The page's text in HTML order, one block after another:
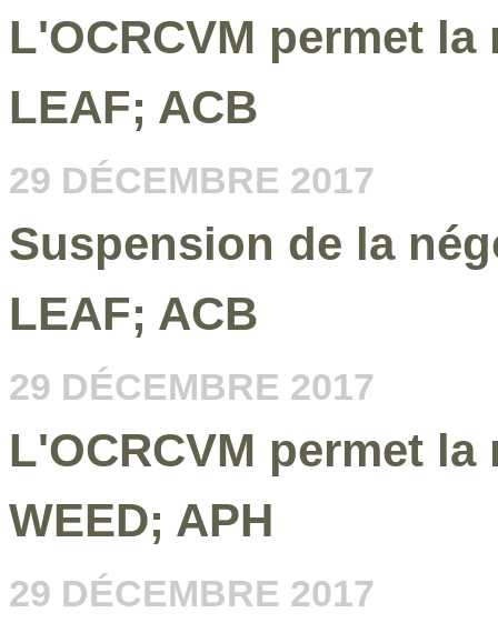
L'OCRCVM permet
LEAF; ACB
29 DÉCEMBRE 2017
Suspension de la
LEAF; ACB
29 DÉCEMBRE 2017
L'OCRCVM permet
WEED; APH
29 DÉCEMBRE 2017